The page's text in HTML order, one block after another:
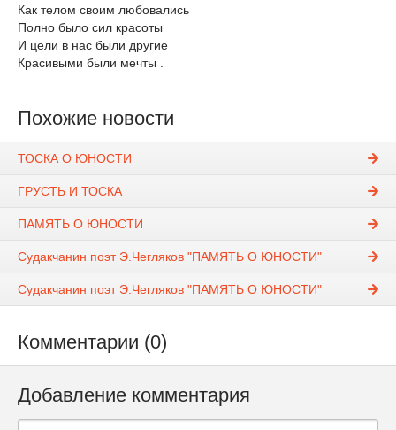
Как телом своим любовались
Полно было сил красоты
И цели в нас были другие
Красивыми были мечты .
Похожие новости
ТОСКА О ЮНОСТИ
ГРУСТЬ И ТОСКА
ПАМЯТЬ О ЮНОСТИ
Судакчанин поэт Э.Чегляков "ПАМЯТЬ О ЮНОСТИ"
Судакчанин поэт Э.Чегляков "ПАМЯТЬ О ЮНОСТИ"
Комментарии (0)
Добавление комментария